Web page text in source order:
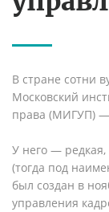
В стране сотни
Московский
права (МИГУП) —
У него — редкая,
(тогда под
был создан в
управления